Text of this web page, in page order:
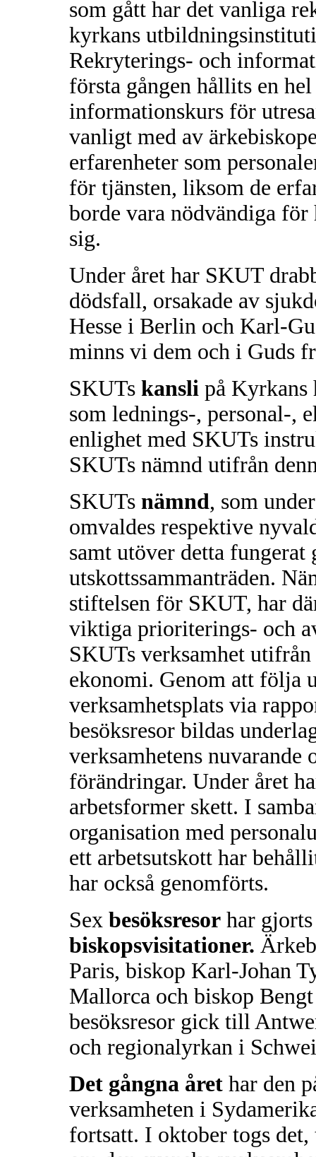
som gått har det vanliga
kyrkans
Rekryterings- och
första gången hållits en
informationskurs för
vanligt med av
erfarenheter som
för tjänsten, liksom de
borde vara nödvändiga
sig.
Under året har SKUT
dödsfall, orsakade av
Hesse i Berlin och Karl-
minns vi dem och i Guds
SKUTs kansli på Kyrkans
som lednings-, personal-,
enlighet med SKUTs
SKUTs nämnd utifrån
SKUTs nämnd, som
omvaldes respektive
samt utöver detta fungerat
utskottssammanträden.
stiftelsen för SKUT, har
viktiga prioriterings- och
SKUTs verksamhet
ekonomi. Genom att följa
verksamhetsplats via
besöksresor bildas
verksamhetens
förändringar. Under året
arbetsformer skett. I
organisation med
ett arbetsutskott har
har också genomförts.
Sex besöksresor har
biskopsvisitationer.
Paris, biskop Karl-Johan
Mallorca och biskop
besöksresor gick till
och regionalyrkan i
Det gångna året har den
verksamheten i
fortsatt. I oktober togs